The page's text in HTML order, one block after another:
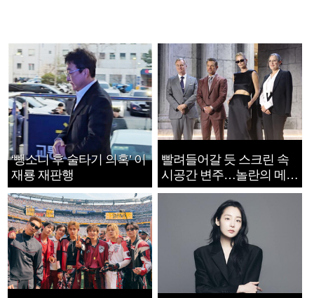
‘뺑소니 후 술타기 의혹’ 이
재룡 재판행
빨려들어갈 듯 스크린 속
시공간 변주…놀란의 메시
지는 ‘전쟁 속죄’